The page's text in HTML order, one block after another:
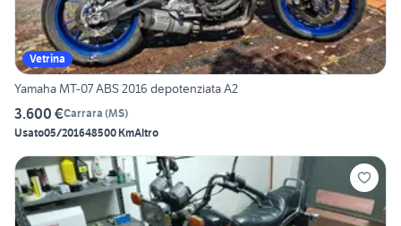
Vetrina
Yamaha MT-07 ABS 2016 depotenziata A2
3.600 €Carrara (MS)
Usato05/201648500 KmAltro